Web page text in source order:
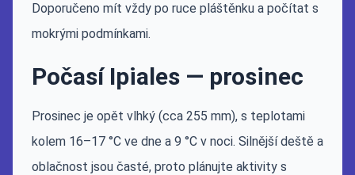
Doporučeno mít vždy po ruce pláštěnku a počítat s
mokrými podmínkami.
Počasí Ipiales — prosinec
Prosinec je opět vlhký (cca 255 mm), s teplotami
kolem 16–17 °C ve dne a 9 °C v noci. Silnější deště a
oblačnost jsou časté, proto plánujte aktivity s